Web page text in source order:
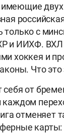
имеющие
только с
и ИИХФ. ВХЛ
хоккея и
Что это
от
отменяет
карты: